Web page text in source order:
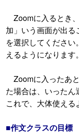
Zoomに入るとき
加」いう画面が出る
を選択してくださ
えるようになります。
Zoomに入ったあ
た場合は、いったん
これで、大体使える
■作文クラスの目標